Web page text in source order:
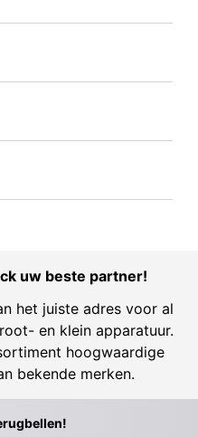
uw beste partner!
het juiste adres voor al
en klein apparatuur.
hoogwaardige
bekende merken.